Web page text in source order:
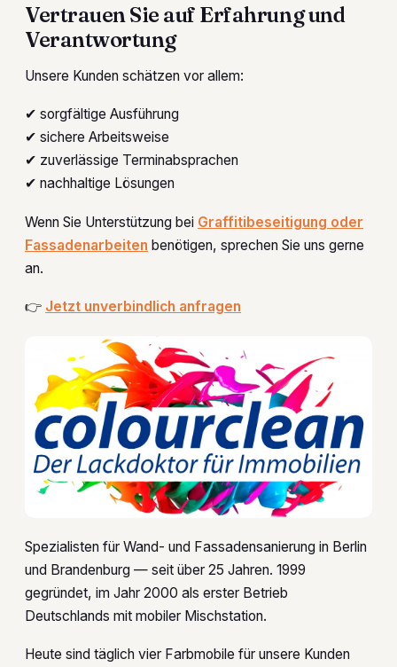
Vertrauen Sie auf Erfahrung und
Verantwortung
Unsere Kunden schätzen vor allem:
✔ sorgfältige Ausführung
✔ sichere Arbeitsweise
✔ zuverlässige Terminabsprachen
✔ nachhaltige Lösungen
Wenn Sie Unterstützung bei Graffitibeseitigung oder
Fassadenarbeiten benötigen, sprechen Sie uns gerne
an.
👉 Jetzt unverbindlich anfragen
Spezialisten für Wand- und Fassadensanierung in Berlin
und Brandenburg — seit über 25 Jahren. 1999
gegründet, im Jahr 2000 als erster Betrieb
Deutschlands mit mobiler Mischstation.
Heute sind täglich vier Farbmobile für unsere Kunden